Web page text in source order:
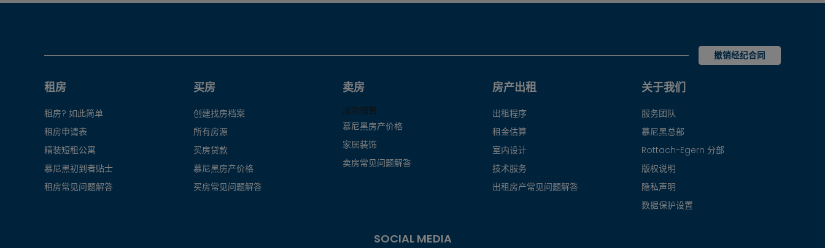
撤销经纪合同
租房
租房? 如此简单
租房申请表
精装短租公寓
慕尼黑初到者贴士
租房常见问题解答
买房
创建找房档案
所有房源
买房贷款
慕尼黑房产价格
买房常见问题解答
卖房
成功销售
慕尼黑房产价格
家居装饰
卖房常见问题解答
房产出租
出租程序
租金估算
室内设计
技术服务
出租房产常见问题解答
关于我们
服务团队
慕尼黑总部
Rottach-Egern 分部
版权说明
隐私声明
数据保护设置
SOCIAL MEDIA